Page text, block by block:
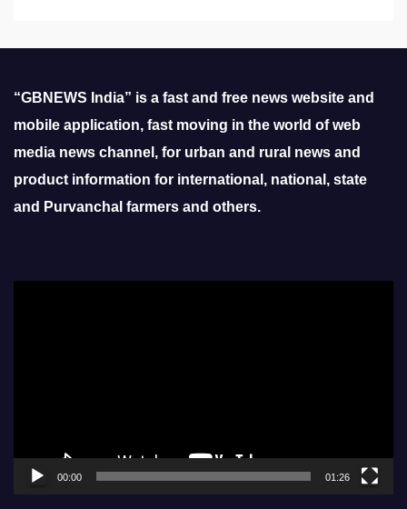
“GBNEWS India” is a fast and free news website and
mobile application, fast moving in the world of web
media news channel, for urban and rural news and
product information for international, national, state
and Purvanchal farmers and others.
00:00 01:26